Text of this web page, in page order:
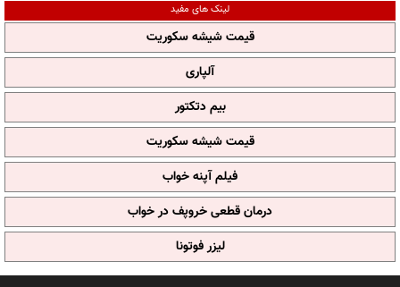
لینک های مفید
قیمت شیشه سکوریت
آلپاری
بیم دتکتور
قیمت شیشه سکوریت
فیلم آپنه خواب
درمان قطعی خروپف در خواب
لیزر فوتونا